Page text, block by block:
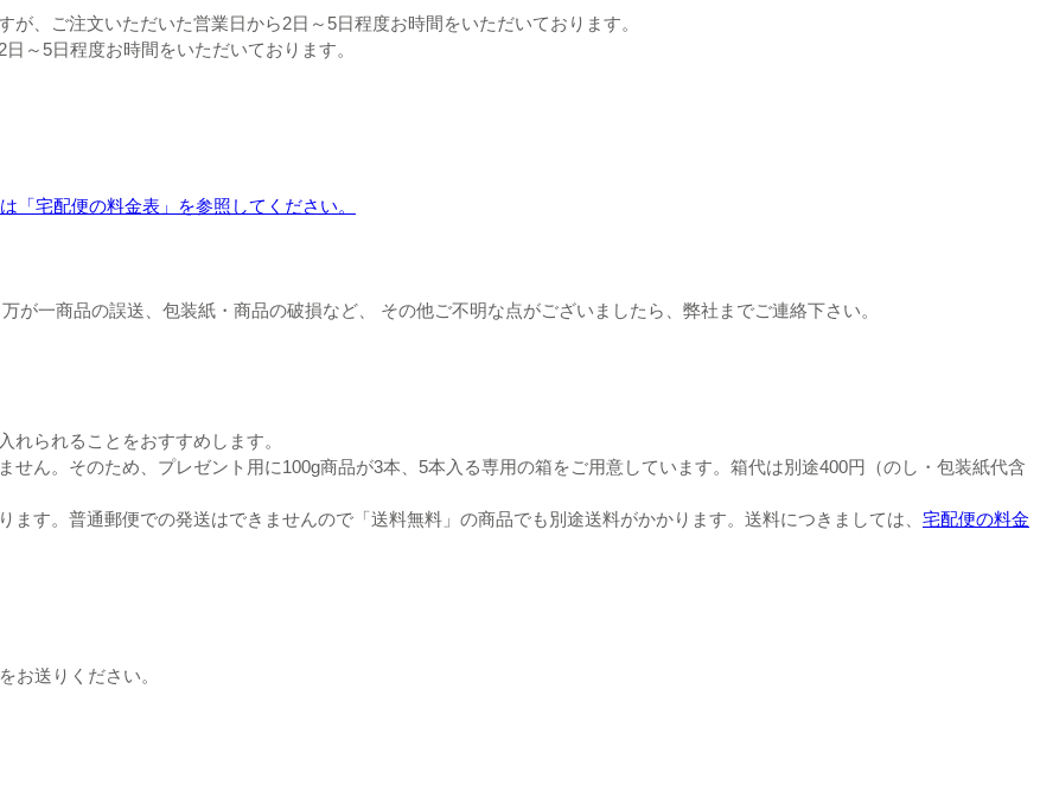
、ご注文いただいた営業日から2日～5日程度お時間をいただいております。
～5日程度お時間をいただいております。
「宅配便の料金表」を参照してください。
一商品の誤送、包装紙・商品の破損など、 その他ご不明な点がございましたら、弊社までご連絡下さい。
られることをおすすめします。
ん。そのため、プレゼント用に100g商品が3本、5本入る専用の箱をご用意しています。 箱代は別途400円（のし・包装紙代含
ます。普通郵便での発送はできませんので 「送料無料」の商品でも別途送料がかかります。 送料につきましては、 宅配便の料金
お送りください。